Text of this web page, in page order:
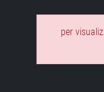
per